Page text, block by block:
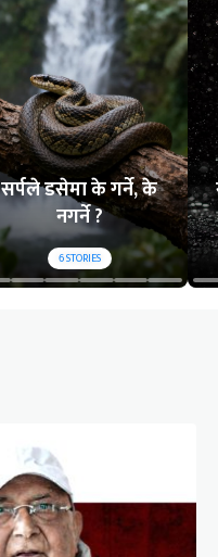
सर्पले डसेमा के गर्ने, के
नगर्ने ?
6STORIES